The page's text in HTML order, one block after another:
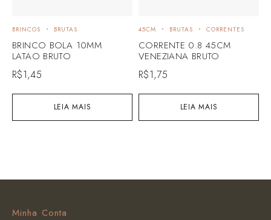
LEIA MAIS
BRINCOS BRUTAS
BRINCO BOLA 10MM
LATAO BRUTO
R$1,45
LEIA MAIS
45CM BRUTAS CORRENTES
CORRENTE 0.8 45CM
VENEZIANA BRUTO
R$1,75
Minha Conta